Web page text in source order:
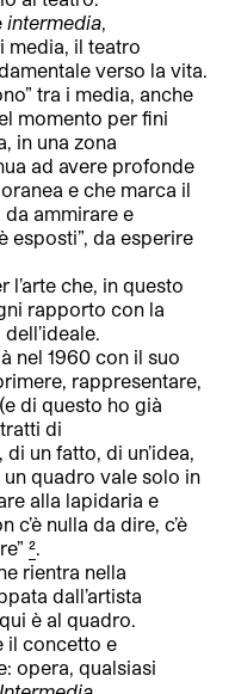
intermedia,
media, il teatro
verso la vita.
tra i media, anche
momento per fini
in una zona
ad avere profonde
e che marca il
da ammirare e
esposti”, da esperire
l’arte che, in questo
rapporto con la
nel 1960 con il suo
rappresentare,
di questo ho già
di
un fatto, di un’idea,
quadro vale solo in
alla lapidaria e
c’è nulla da dire, c’è
².
rientra nella
dall’artista
è al quadro.
il concetto e
opera, qualsiasi